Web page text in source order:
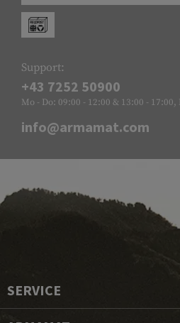
Support:
+43 7252 50900
Mo - Do: 09:00 - 12:00 & 13:00 -
info@armamat.com
SERVICE